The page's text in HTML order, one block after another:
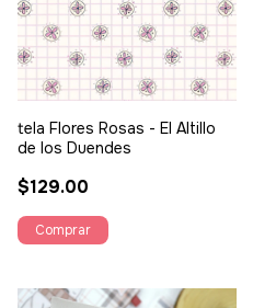
tela Flores Rosas - El Altillo
de los Duendes
$129.00